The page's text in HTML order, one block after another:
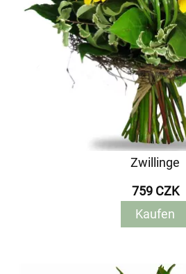
Zwillinge
759 CZK
Kaufen